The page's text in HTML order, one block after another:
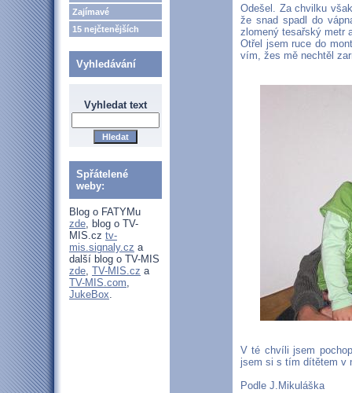
Zajímavé
15 nejčtenějších
Vyhledávání
Vyhledat text
Spřátelené
weby:
Blog o FATYMu
zde, blog o TV-
MIS.cz tv-
mis.signaly.cz a
další blog o TV-MIS
zde, TV-MIS.cz a
TV-MIS.com,
JukeBox.
Odešel. Za chvilku
že snad spadl do
zlomený tesařský metr
Otřel jsem ruce do
vím, žes mě nechtěl
V té chvíli jsem
jsem si s tím dítětem v
Podle J.Mikuláška